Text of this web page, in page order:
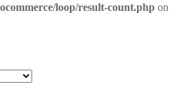
loop/result-count.php on